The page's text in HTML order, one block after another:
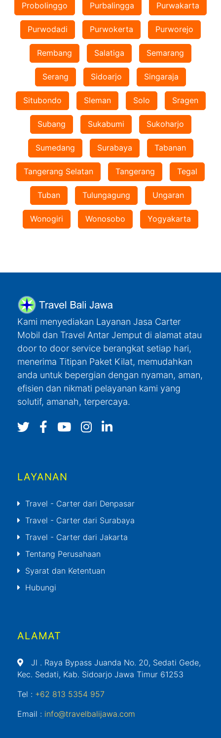
Probolinggo Purbalingga Purwakarta
Purwodadi Purwokerta Purworejo
Rembang Salatiga Semarang
Serang Sidoarjo Singaraja
Situbondo Sleman Solo Sragen
Subang Sukabumi Sukoharjo
Sumedang Surabaya Tabanan
Tangerang Selatan Tangerang Tegal
Tuban Tulungagung Ungaran
Wonogiri Wonosobo Yogyakarta
Kami menyediakan Layanan Jasa Carter
Mobil dan Travel Antar Jemput di alamat atau
door to door service berangkat setiap hari,
menerima Titipan Paket Kilat, memudahkan
anda untuk bepergian dengan nyaman, aman,
efisien dan nikmati pelayanan kami yang
solutif, amanah, terpercaya.
LAYANAN
Travel - Carter dari Denpasar
Travel - Carter dari Surabaya
Travel - Carter dari Jakarta
Tentang Perusahaan
Syarat dan Ketentuan
Hubungi
ALAMAT
Jl . Raya Bypass Juanda No. 20, Sedati Gede,
Kec. Sedati, Kab. Sidoarjo Jawa Timur 61253
Tel : +62 813 5354 957
Email : info@travelbalijawa.com